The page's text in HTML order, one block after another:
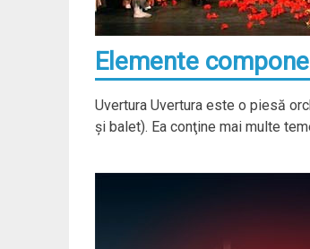
Elemente
Uvertura Uvertura este o piesă
şi balet). Ea conţine mai multe